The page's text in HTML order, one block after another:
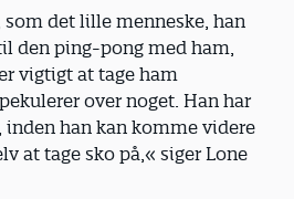
som det lille menneske, han
den ping-pong med ham,
vigtigt at tage ham
over noget. Han har
han kan komme videre
at tage sko på,« siger Lone